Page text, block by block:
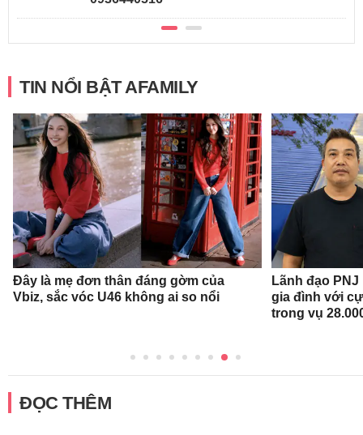
TIN NỔI BẬT AFAMILY
Đây là mẹ đơn thân đáng gờm của
Vbiz, sắc vóc U46 không ai so nổi
Lãnh đạo
gia đình với
trong vụ
ĐỌC THÊM